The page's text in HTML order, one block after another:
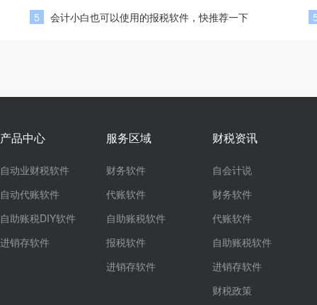
5 会计小白也可以使用的报税软件，快推荐一下
产品中心
自动业财税软件
自动代账软件
自助账税DIY软件
进销存软件
服务区域
财务软件
代账软件
自助账税软件
报税软件
进销存软件
财税资讯
自会计说
财务软件
代账软件
自助账税软件
进销存软件
财税政策